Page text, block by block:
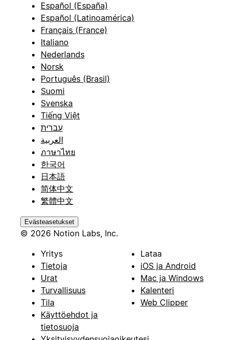
Español (España)
Español (Latinoamérica)
Français (France)
Italiano
Nederlands
Norsk
Português (Brasil)
Suomi
Svenska
Tiếng Việt
עברית
العربية
ภาษาไทย
한국어
日本語
简体中文
繁體中文
Evästeasetukset
© 2026 Notion Labs, Inc.
Yritys
Tietoja
Urat
Turvallisuus
Tila
Käyttöehdot ja
tietosuoja
Lataa
iOS ja Android
Mac ja Windows
Kalenteri
Web Clipper